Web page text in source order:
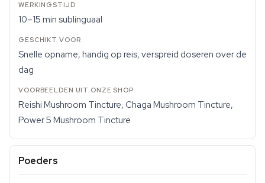
10–15 min sublinguaal
Snelle opname, handig op reis, verspreid doseren over de
dag
Reishi Mushroom Tincture, Chaga Mushroom Tincture,
Power 5 Mushroom Tincture
Poeders